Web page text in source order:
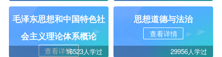
毛泽东思想和中国特色社
会主义理论体系概论
查看详情16523人学过
思想道德与法治
查看详情
29956人学过